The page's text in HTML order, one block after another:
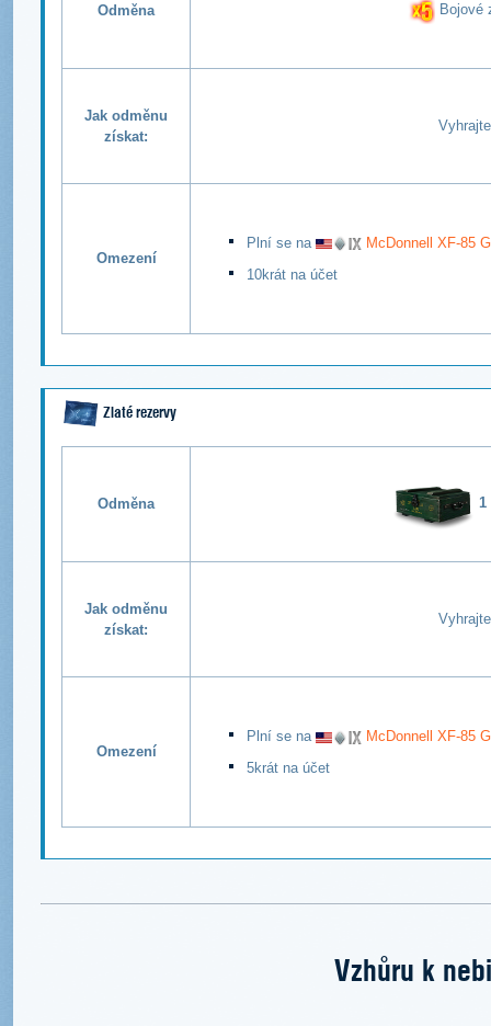
Odměna Bojové
Jak odměnu
získat:
Omezení
Plní se na
McDonnell XF-85
10krát na účet
Zlaté rezervy
Odměna 1
Jak odměnu
získat:
Omezení
Plní se na
McDonnell XF-85
5krát na účet
Vzhůru k